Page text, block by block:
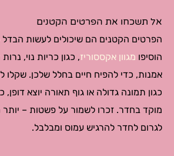
אל תשכחו את הפרטים הקטנים
הפרטים הקטנים הם שיכולים לעשות הבדל
הוסיפו מגוון אקססוריז, כגון כריות נוי, נרות
אמנות, כדי להפיח חיים בחלל שלכן. שקלו
כגון תמונה גדולה או גוף תאורה יוצא דופן,
מוקד בחדר. זכרו לשמור על פשטות – יותר
לגרום לחדר להרגיש עמוס ומבלבל.